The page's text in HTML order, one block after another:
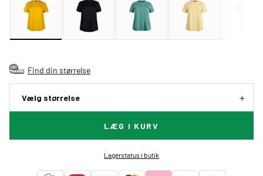
Find din størrelse
Vælg størrelse
LÆG I KURV
Lagerstatus i butik